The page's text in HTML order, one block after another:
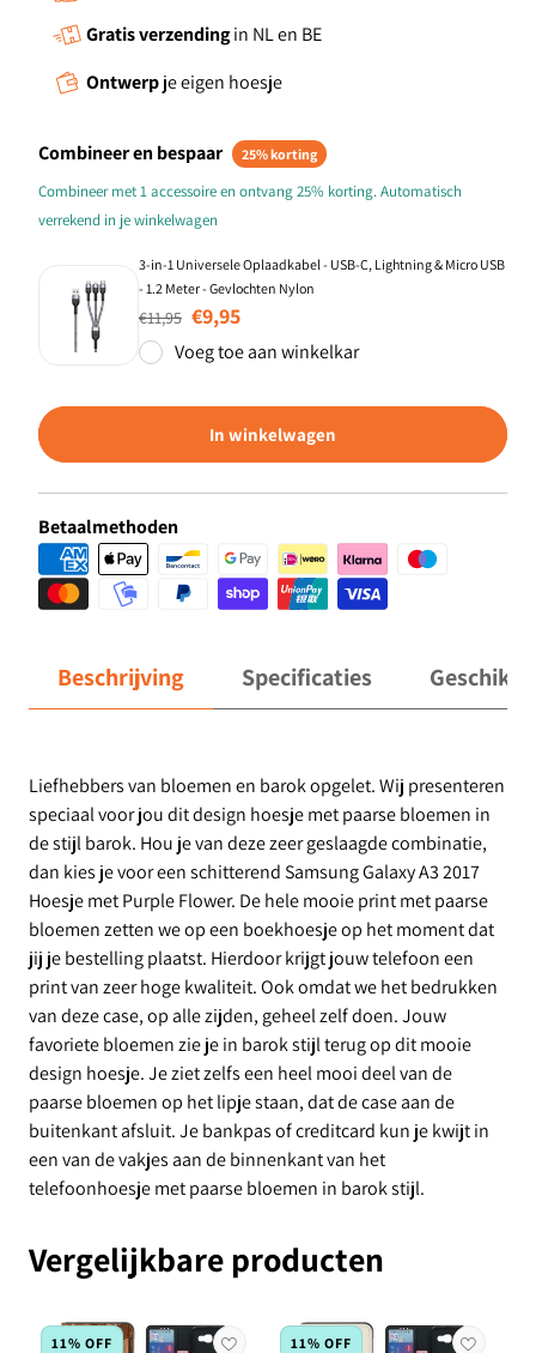
Gratis verzendingin NL en BE
Ontwerpje eigen hoesje
Combineer en bespaar 25% korting
Combineer met 1 accessoire en ontvang 25% korting. Automatisch
verrekend in je winkelwagen
3-in-1 Universele Oplaadkabel - USB-C, Lightning & Micro USB
- 1.2 Meter - Gevlochten Nylon
Normale prijs
€11,95 Aanbiedingsprijs
€9,95
Voeg toe aan winkelkar
In winkelwagen
Betaalmethoden
Beschrijving Specificaties Geschikt
Liefhebbers van bloemen en barok opgelet. Wij presenteren
speciaal voor jou dit design hoesje met paarse bloemen in
de stijl barok. Hou je van deze zeer geslaagde combinatie,
dan kies je voor een schitterend Samsung Galaxy A3 2017
Hoesje met Purple Flower. De hele mooie print met paarse
bloemen zetten we op een boekhoesje op het moment dat
jij je bestelling plaatst. Hierdoor krijgt jouw telefoon een
print van zeer hoge kwaliteit. Ook omdat we het bedrukken
van deze case, op alle zijden, geheel zelf doen. Jouw
favoriete bloemen zie je in barok stijl terug op dit mooie
design hoesje. Je ziet zelfs een heel mooi deel van de
paarse bloemen op het lipje staan, dat de case aan de
buitenkant afsluit. Je bankpas of creditcard kun je kwijt in
een van de vakjes aan de binnenkant van het
telefoonhoesje met paarse bloemen in barok stijl.
Vergelijkbare producten
11% OFF 11% OFF